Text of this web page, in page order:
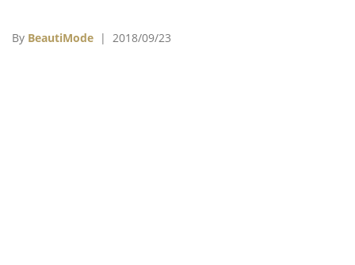
都成為電影中重要場景。在電影助陣下，新加坡再度成
By BeautiMode | 2018/09/23